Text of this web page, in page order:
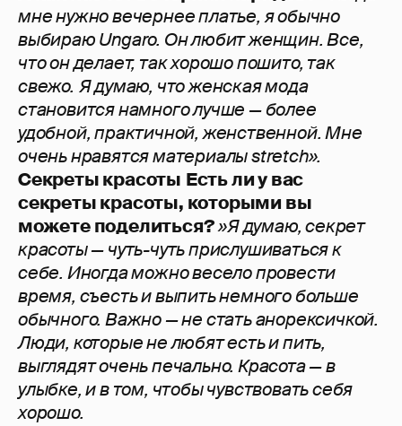
мне нужно вечернее платье, я обычно
выбираю Ungaro. Он любит женщин. Все,
что он делает, так хорошо пошито, так
свежо. Я думаю, что женская мода
становится намного лучше — более
удобной, практичной, женственной. Мне
очень нравятся материалы stretch».
Секреты красоты Есть ли у вас
секреты красоты, которыми вы
можете поделиться?»Я думаю, секрет
красоты — чуть-чуть прислушиваться к
себе. Иногда можно весело провести
время, съесть и выпить немного больше
обычного. Важно — не стать анорексичкой.
Люди, которые не любят есть и пить,
выглядят очень печально. Красота — в
улыбке, и в том, чтобы чувствовать себя
хорошо.